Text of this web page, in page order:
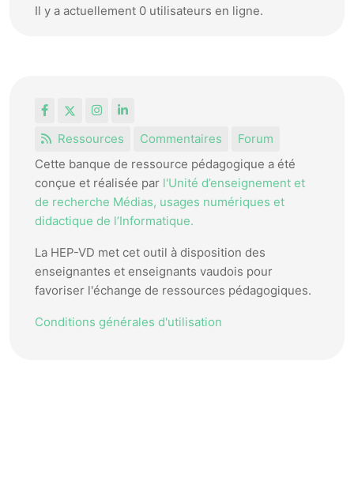
Il y a actuellement 0 utilisateurs en ligne.
FacebookInstagram
LinkedIn
Ressources
Commentaires
Forum
Cette banque de ressource pédagogique a été
conçue et réalisée par l'Unité d’enseignement et
de recherche Médias, usages numériques et
didactique de l’Informatique.
La HEP-VD met cet outil à disposition des
enseignantes et enseignants vaudois pour
favoriser l'échange de ressources pédagogiques.
Conditions générales d'utilisation